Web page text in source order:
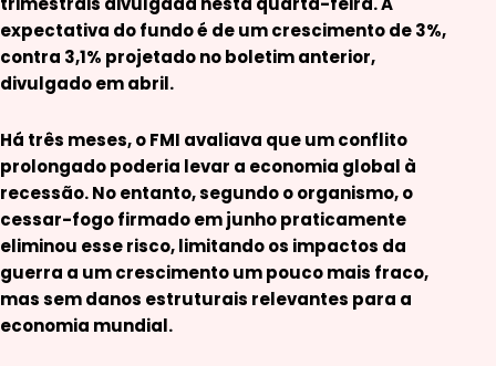
expectativa do fundo é de um crescimento de 3%,
contra 3,1% projetado no boletim anterior,
divulgado em abril.
Há três meses, o FMI avaliava que um conflito
prolongado poderia levar a economia global à
recessão. No entanto, segundo o organismo, o
cessar-fogo firmado em junho praticamente
eliminou esse risco, limitando os impactos da
guerra a um crescimento um pouco mais fraco,
mas sem danos estruturais relevantes para a
economia mundial.